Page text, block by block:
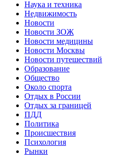
Наука и техника
Недвижимость
Новости
Новости ЗОЖ
Новости медицины
Новости Москвы
Новости путешествий
Образование
Общество
Около спорта
Отдых в России
Отдых за границей
ПДД
Политика
Происшествия
Психология
Рынки